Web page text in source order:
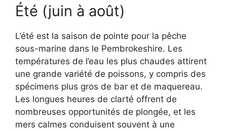
Été (juin à août)
L’été est la saison de pointe pour la pêche
sous-marine dans le Pembrokeshire. Les
températures de l’eau les plus chaudes attirent
une grande variété de poissons, y compris des
spécimens plus gros de bar et de maquereau.
Les longues heures de clarté offrent de
nombreuses opportunités de plongée, et les
mers calmes conduisent souvent à une